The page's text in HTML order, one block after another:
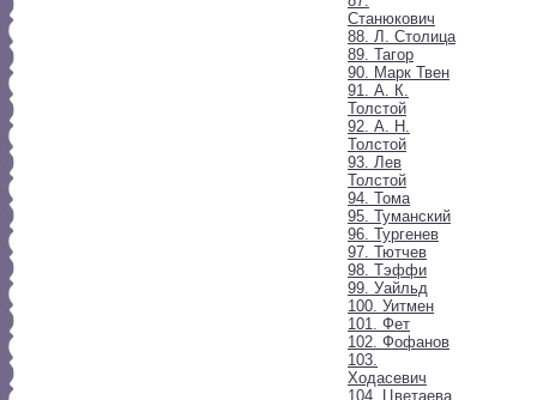
Станюкович
88. Л. Столица
89. Тагор
90. Марк Твен
91. А. К.
Толстой
92. А. Н.
Толстой
93. Лев
Толстой
94. Тома
95. Туманский
96. Тургенев
97. Тютчев
98. Тэффи
99. Уайльд
100. Уитмен
101. Фет
102. Фофанов
103.
Ходасевич
104. Цветаева